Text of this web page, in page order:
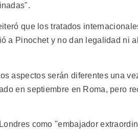
que los tratados
a Pinochet y no dan legalidad ni
aspectos serán diferentes una
en septiembre en Roma, pero
como "embajador